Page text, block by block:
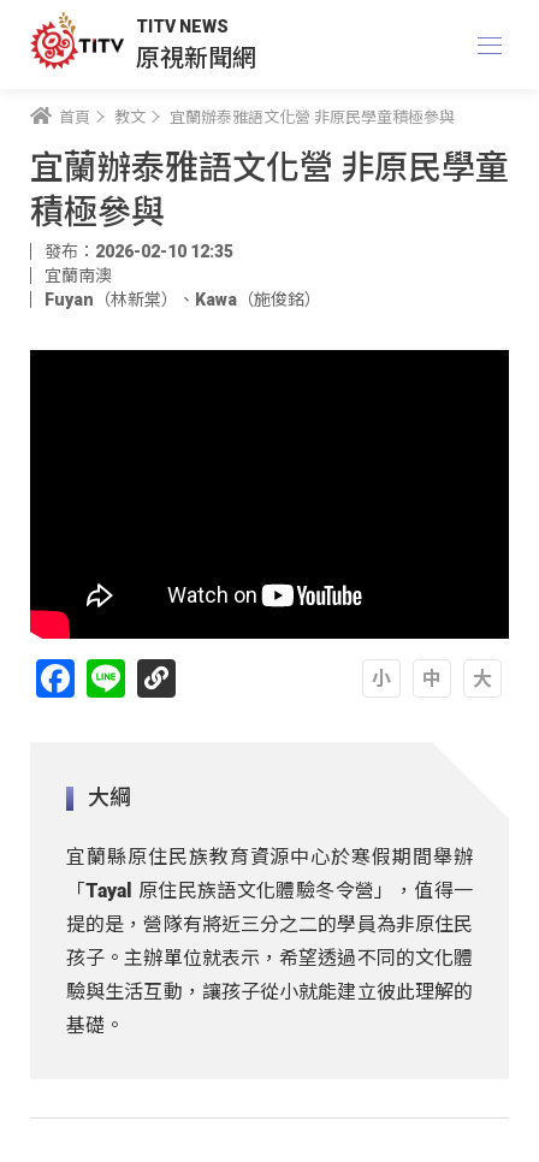
TITV NEWS
原視新聞網
首頁 教文 宜蘭辦泰雅語文化營 非原民學童積極參與
宜蘭辦泰雅語文化營 非原民學童
積極參與
發布：2026-02-10 12:35
宜蘭南澳
Fuyan（林新棠）
、 Kawa（施俊銘）
Facebook
Line
大綱
宜蘭縣原住民族教育資源中心於寒假期間舉辦
「Tayal 原住民族語文化體驗冬令營」，值得一
提的是，營隊有將近三分之二的學員為非原住民
孩子。主辦單位就表示，希望透過不同的文化體
驗與生活互動，讓孩子從小就能建立彼此理解的
基礎。